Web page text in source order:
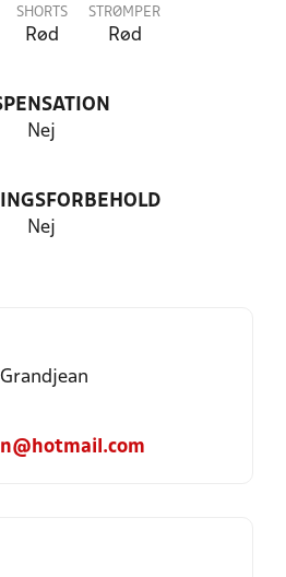
SHORTS
Rød
STRØMPER
Rød
Nej
Nej